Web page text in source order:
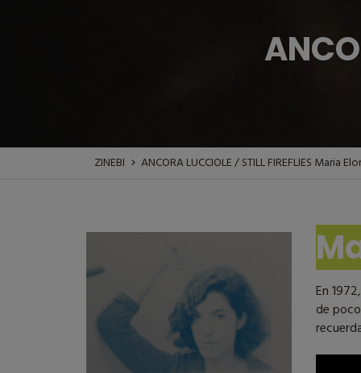
ZINEBI ANCORA LUCCIOLE / STILL FIREFLIES Maria
En
de